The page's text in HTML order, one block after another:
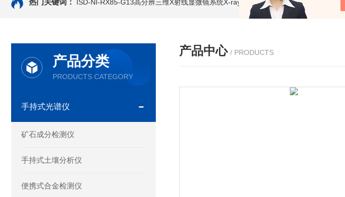
热门关键词： ISD-NI-RX85-G13高分辨三维X射线显微镜系统X-ray CT ISD-NI-RX85-G13CT扫描仪
产品分类
PRODUCTS CATEGORY
手持式光谱仪
矿石成分检测仪
手持式土壤分析仪
便携式合金检测仪
产品中心 / PRODUCTS